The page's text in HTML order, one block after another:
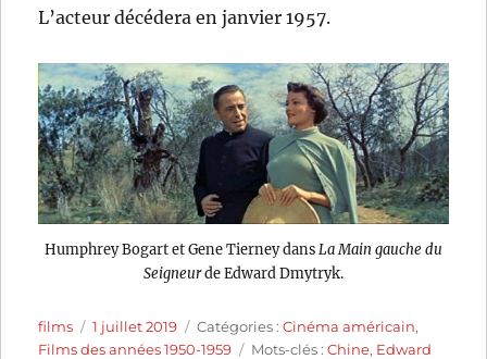
L’acteur décédera en janvier 1957.
Humphrey Bogart et Gene Tierney dans La Main gauche du
Seigneurde Edward Dmytryk.
Auteur
films
Publié
le
1 juillet 2019 Catégories
Catégories :Cinéma américain,
Films des années 1950-1959
Étiquettes
Mots-clés :Chine, Edward